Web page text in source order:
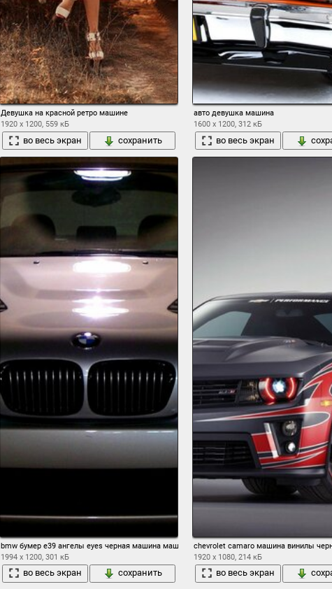
Девушка на красной ретро машине
1920 x 1200, 559 кБ
во весь экран сохранить
авто девушка машина
1600 x 1200, 312 кБ
во весь экран
bmw бумер е39 ангелы eyes черная машина машины
1994 x 1200, 301 кБ
во весь экран сохранить
chevrolet camaro машина винилы
1920 x 1080, 214 кБ
во весь экран